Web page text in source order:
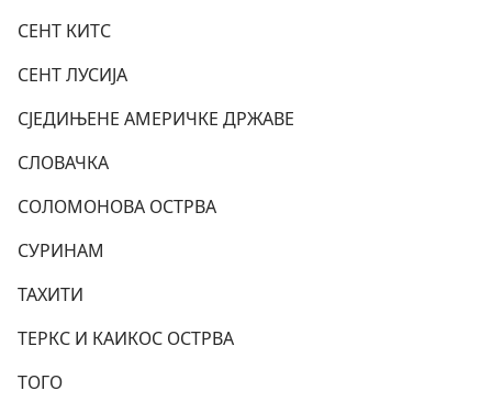
СЕНТ КИТС
СЕНТ ЛУСИЈА
СЈЕДИЊЕНЕ АМЕРИЧКЕ ДРЖАВЕ
СЛОВАЧКА
СОЛОМОНОВА ОСТРВА
СУРИНАМ
ТАХИТИ
ТЕРКС И КАИКОС ОСТРВА
ТОГО